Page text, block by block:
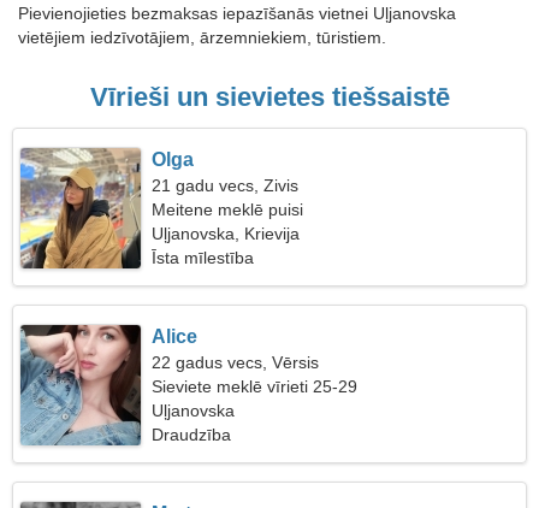
Pievienojieties bezmaksas iepazīšanās vietnei Uļjanovska
vietējiem iedzīvotājiem, ārzemniekiem, tūristiem.
Vīrieši un sievietes tiešsaistē
Olga
21 gadu vecs, Zivis
Meitene meklē puisi
Uļjanovska, Krievija
Īsta mīlestība
Alice
22 gadus vecs, Vērsis
Sieviete meklē vīrieti 25-29
Uļjanovska
Draudzība